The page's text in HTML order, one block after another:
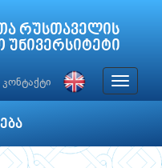
რუსთაველის
უნივერსიტეტი
კონტაქტი
Toggle